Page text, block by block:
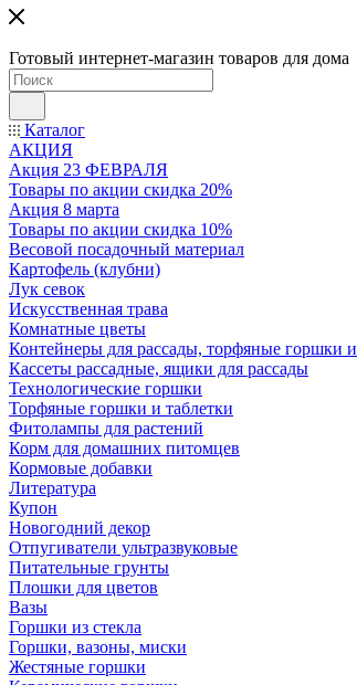
Готовый интернет-магазин товаров для дома
Каталог
АКЦИЯ
Акция 23 ФЕВРАЛЯ
Товары по акции скидка 20%
Акция 8 марта
Товары по акции скидка 10%
Весовой посадочный материал
Картофель (клубни)
Лук севок
Искусственная трава
Комнатные цветы
Контейнеры для рассады, торфяные горшки и
Кассеты рассадные, ящики для рассады
Технологические горшки
Торфяные горшки и таблетки
Фитолампы для растений
Корм для домашних питомцев
Кормовые добавки
Литература
Купон
Новогодний декор
Отпугиватели ультразвуковые
Питательные грунты
Плошки для цветов
Вазы
Горшки из стекла
Горшки, вазоны, миски
Жестяные горшки